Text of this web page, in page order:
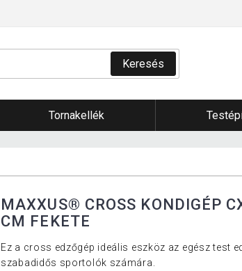
Keresés
Tornakellék
MAXXUS® CROSS KONDIGÉP
CM FEKETE
Ez a cross edzőgép ideális eszköz az egész test
szabadidős sportolók számára.